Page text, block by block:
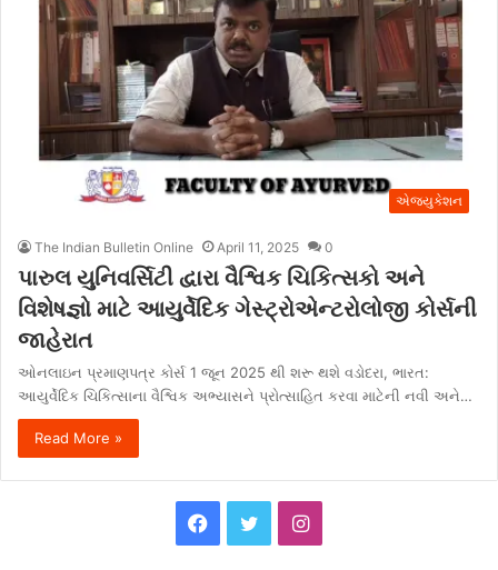
એજ્યુકેશન
The Indian Bulletin Online April 11, 2025 0
પારુલ યુનિવર્સિટી દ્વારા વૈશ્વિક ચિકિત્સકો અને
વિશેષજ્ઞો માટે આયુર્વેદિક ગેસ્ટ્રોએન્ટરોલોજી કોર્સની
જાહેરાત
ઓનલાઇન પ્રમાણપત્ર કોર્સ 1 જૂન 2025 થી શરૂ થશે વડોદરા, ભારત:
આયુર્વેદિક ચિકિત્સાના વૈશ્વિક અભ્યાસને પ્રોત્સાહિત કરવા માટેની નવી અને…
Read More »
I